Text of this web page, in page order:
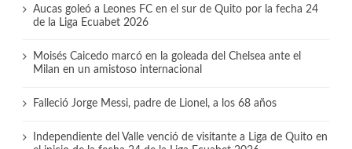
Aucas goleó a Leones FC en el sur de Quito por la fecha 24
de la Liga Ecuabet 2026
Moisés Caicedo marcó en la goleada del Chelsea ante el
Milan en un amistoso internacional
Falleció Jorge Messi, padre de Lionel, a los 68 años
Independiente del Valle venció de visitante a Liga de Quito en